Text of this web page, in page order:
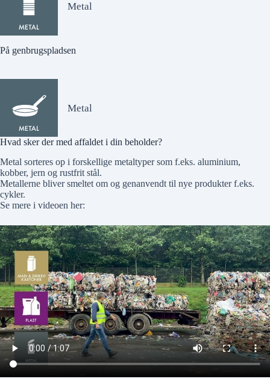
Metal
På genbrugspladsen
Metal
Hvad sker der med affaldet i din beholder?
Metal sorteres op i forskellige metaltyper som f.eks. aluminium,
kobber, jern og rustfrit stål.
Metallerne bliver smeltet om og genanvendt til nye produkter f.eks.
cykler.
Se mere i videoen her: